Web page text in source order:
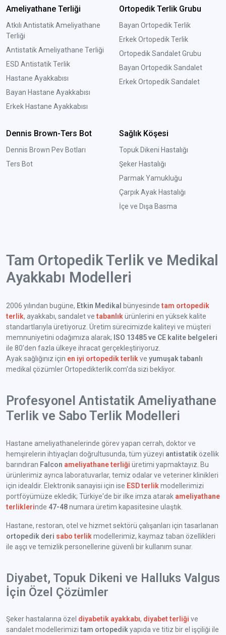
Ameliyathane Terliği
Atkılı Antistatik Ameliyathane
Terliği
Antistatik Ameliyathane Terliği
ESD Antistatik Terlik
Hastane Ayakkabısı
Bayan Hastane Ayakkabısı
Erkek Hastane Ayakkabısı
Ortopedik Terlik Grubu
Bayan Ortopedik Terlik
Erkek Ortopedik Terlik
Ortopedik Sandalet Grubu
Bayan Ortopedik Sandalet
Erkek Ortopedik Sandalet
Dennis Brown-Ters Bot
Dennis Brown Pev Botları
Ters Bot
Sağlık Köşesi
Topuk Dikeni Hastalığı
Şeker Hastalığı
Parmak Yamukluğu
Çarpık Ayak Hastalığı
İçe ve Dışa Basma
Tam Ortopedik Terlik ve Medikal
Ayakkabı Modelleri
2006 yılından bugüne, Etkin Medikal bünyesindetam ortopedik
terlik, ayakkabı, sandalet vetabanlık ürünlerini en yüksek kalite
standartlarıyla üretiyoruz. Üretim sürecimizde kaliteyi ve müşteri
memnuniyetini odağımıza alarak; ISO 13485 ve CE kalite belgeleri
ile 80’den fazla ülkeye ihracat gerçekleştiriyoruz.
Ayak sağlığınız için en iyi ortopedik terlik ve yumuşak tabanlı
medikal çözümler Ortopedikterlik.com'da sizi bekliyor.
Profesyonel Antistatik Ameliyathane
Terlik ve Sabo Terlik Modelleri
Hastane ameliyathanelerinde görev yapan cerrah, doktor ve
hemşirelerin ihtiyaçları doğrultusunda, tüm yüzeyi antistatik özellik
barındıran Falcon ameliyathane terliği üretimi yapmaktayız. Bu
ürünlerimiz ayrıca laboratuvarlar, temiz odalar ve veteriner klinikleri
için idealdir. Elektronik sanayisi için ise ESD terlik modellerimizi
portföyümüze ekledik; Türkiye'de bir ilke imza atarak ameliyathane
terliklerinde 47-48numara üretim kapasitesine ulaştık.
Hastane, restoran, otel ve hizmet sektörü çalışanları için tasarlanan
ortopedik deri sabo terlik modellerimiz, kaymaz taban özellikleri
ile aşçı ve temizlik personellerine güvenli bir kullanım sunar.
Diyabet, Topuk Dikeni ve Halluks Valgus
İçin Özel Çözümler
Şeker hastalarına özel diyabetik ayakkabı, diyabet terliği ve
sandalet modellerimizi tam ortopedik yapıda ve titiz bir el işçiliği ile